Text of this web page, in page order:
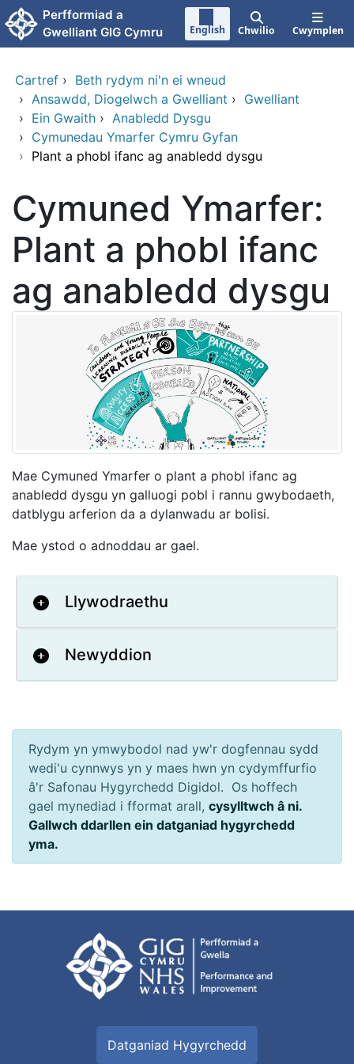
Neidio i'r prif gynnwy
Perfformiad a
Gwelliant GIG Cymru
English Chwilio Cwymplen
Cartref › Beth rydym ni'n ei wneud
› Ansawdd, Diogelwch a Gwelliant › Gwelliant
› Ein Gwaith › Anabledd Dysgu
› Cymunedau Ymarfer Cymru Gyfan
› Plant a phobl ifanc ag anabledd dysgu
Cymuned Ymarfer:
Plant a phobl ifanc
ag anabledd dysgu
Mae Cymuned Ymarfer o plant a phobl ifanc ag
anabledd dysgu yn galluogi pobl i rannu gwybodaeth,
datblygu arferion da a dylanwadu ar bolisi.
Mae ystod o adnoddau ar gael.
Llywodraethu
Newyddion
Rydym yn ymwybodol nad yw'r dogfennau sydd
wedi'u cynnwys yn y maes hwn yn cydymffurfio
â'r Safonau Hygyrchedd Digidol. Os hoffech
gael mynediad i fformat arall, cysylltwch â ni.
Gallwch ddarllen ein datganiad hygyrchedd
yma.
Datganiad Hygyrchedd